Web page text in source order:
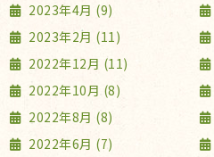
2023年4月 (9)
2023年2月 (11)
2022年12月 (11)
2022年10月 (8)
2022年8月 (8)
2022年6月 (7)